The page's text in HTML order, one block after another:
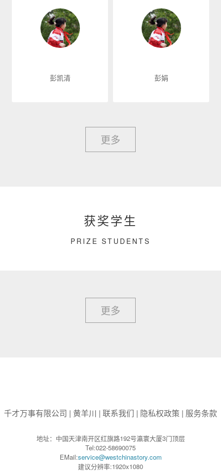
彭凯清 彭娟
更多
获奖学生
PRIZE STUDENTS
更多
千才万事有限公司 | 黄羊川 | 联系我们 | 隐私权政策 | 服务条款
地址：中国天津南开区红旗路192号瀛寰大厦3门顶层
Tel:022-58690075
EMail:service@westchinastory.com
建议分辨率:1920x1080